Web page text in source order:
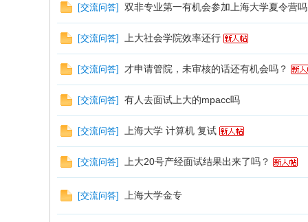
分
[交流问答] 双非专业第一有机会参加上海大学夏令营
[交流问答] 上大社会学院效率还行
[交流问答] 才申请管院，未审核的话还有机会吗？
[交流问答] 有人去面试上大的mpacc吗
[交流问答] 上海大学 计算机 复试
[交流问答] 上大20号产经面试结果出来了吗？
[交流问答] 上海大学金专